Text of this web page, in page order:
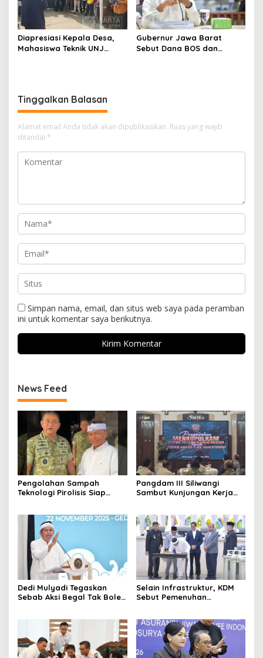
Diapresiasi Kepala Desa,
Mahasiswa Teknik UNJ
Gubernur Jawa Barat
Sebut Dana BOS dan
Tinggalkan Balasan
Alamat email Anda tidak akan dipublikasikan. Ruas yang wajib
ditandai *
Simpan nama, email, dan situs web saya pada peramban
ini untuk komentar saya berikutnya.
News Feed
Pengolahan Sampah
Teknologi Pirolisis Siap
Barat
Pangdam III Siliwangi
Sambut Kunjungan Kerja
Dedi Mulyadi Tegaskan
Sebab Aksi Begal Tak Boleh
Selain Infrastruktur, KDM
Sebut Pemenuhan
APBD Jabar 2027